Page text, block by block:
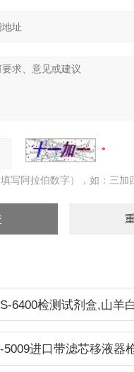
写阿拉伯数字），如：三加
6400检测试剂盒,山羊
5009进口带滤芯移液器